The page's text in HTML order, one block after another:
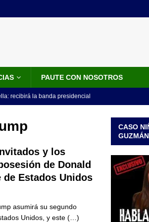
PAUTE CON NOSOTROS
recibirá la banda presidencial
de la Espriella y llama a
portará Abelardo De La
en el mundo LO
presunto lavado de activos y
y los
de Donald
Estados Unidos
asumirá su segundo
Unidos, y este (…)
CASO
GUZMÁN